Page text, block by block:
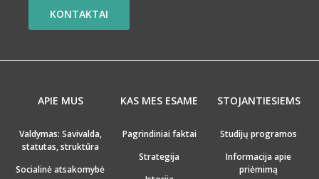
KONTAKTAI
APIE MUS
Valdymas: Savivalda,
statutas, struktūra
Socialinė atsakomybė
KAS MES ESAME
Pagrindiniai faktai
Strategija
STOJANTIESIEMS
Studijų programos
Informacija apie
priėmimą